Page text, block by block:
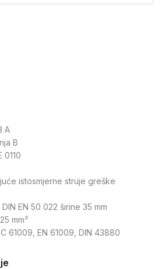
A
B
0110
istosmjerne struje greške
EN 50 022 širine 35 mm
mm²
61009, EN 61009, DIN 43880